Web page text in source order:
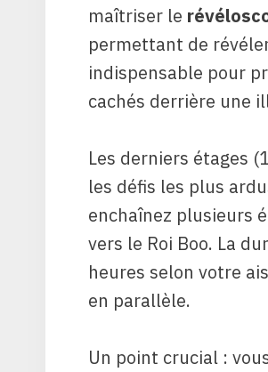
maîtriser le
permettant de
indispensable pour
cachés derrière une
Les derniers étages
les défis les plus
enchaînez plusieurs
vers le Roi Boo. La
heures selon votre
en parallèle.
Un point crucial :